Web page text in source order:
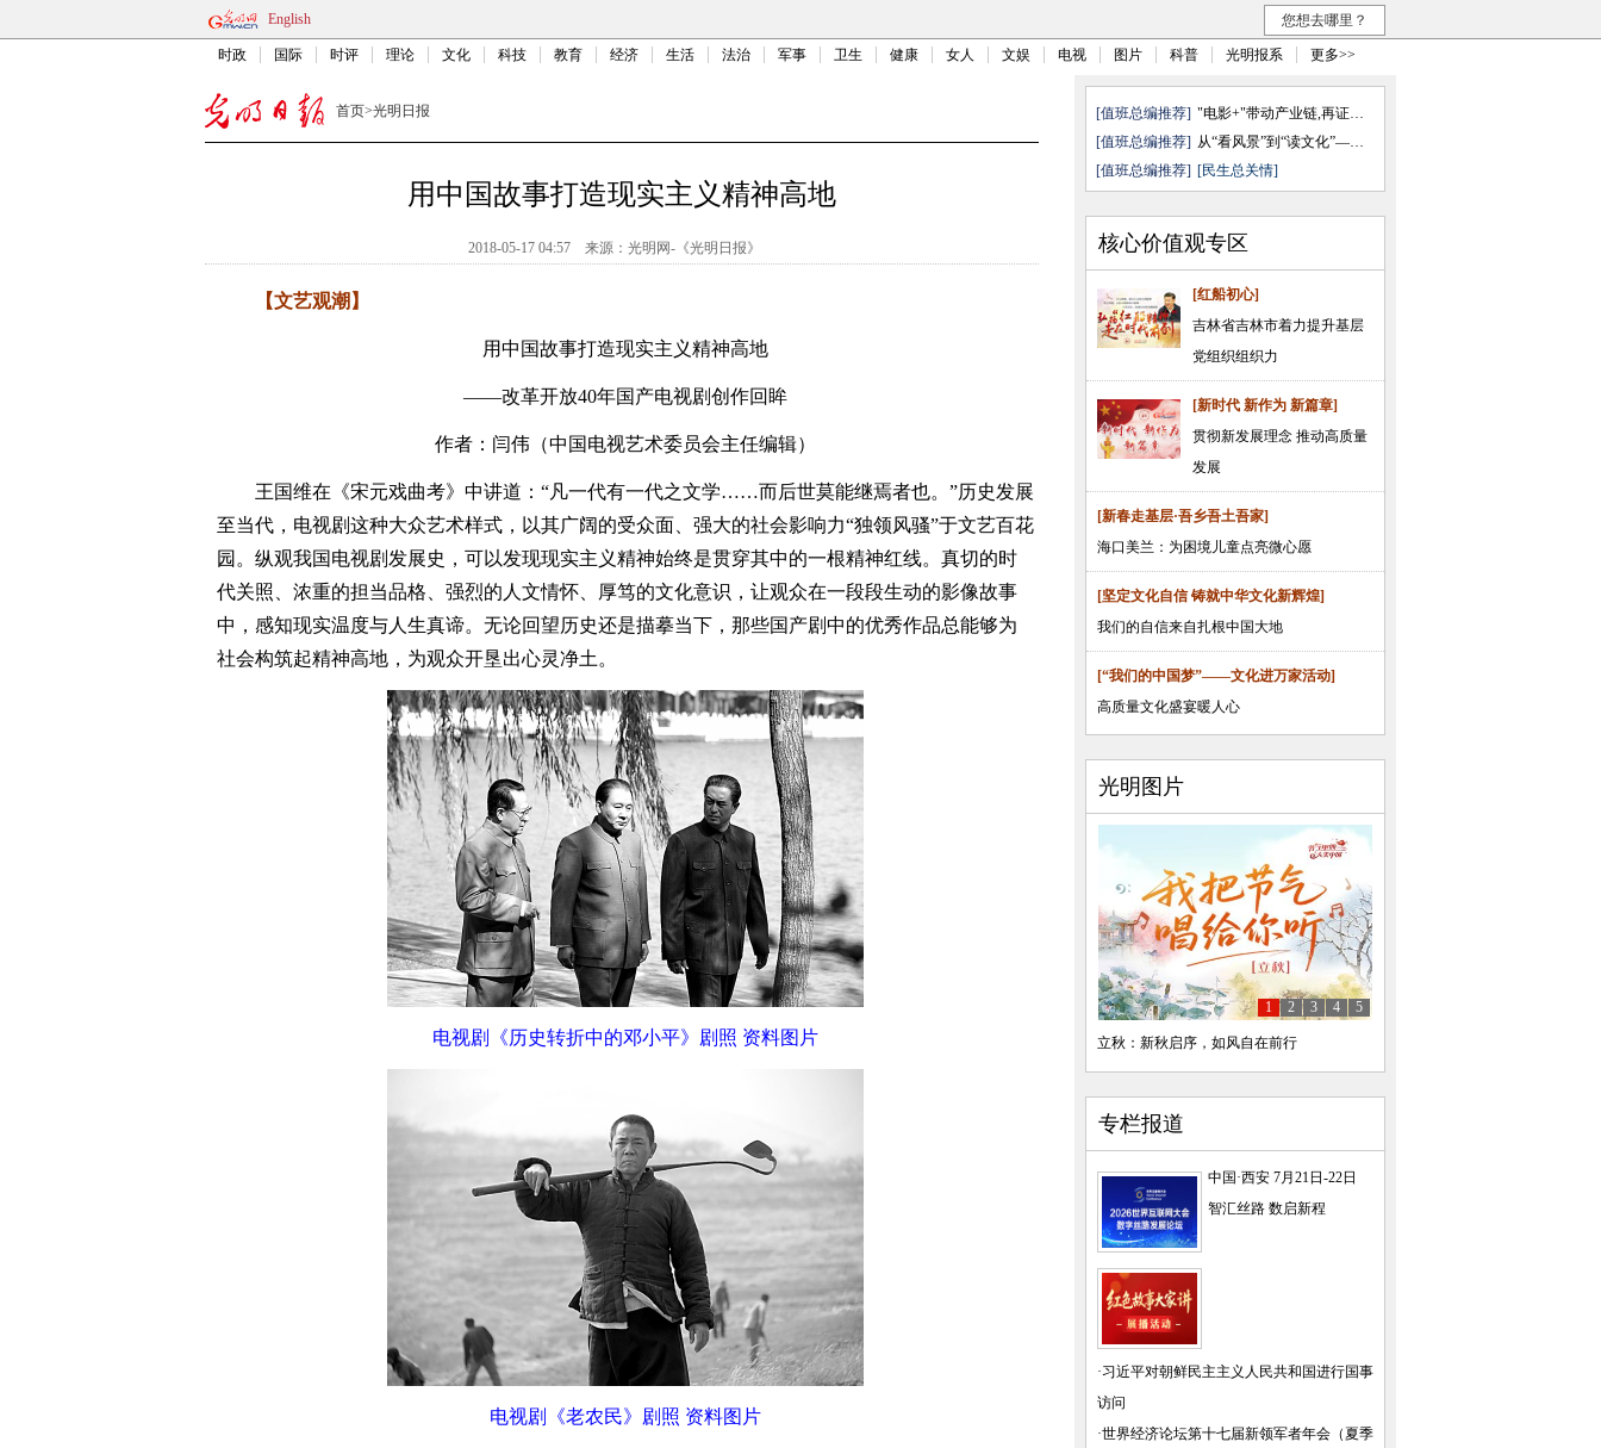
English 您想去哪里？
时政 国际 时评 理论 文化 科技 教育 经济 生活 法治 军事 卫生 健康 女人 文娱 电视 图片 科普 光明报系 更多>>
首页>光明日报
用中国故事打造现实主义精神高地
2018-05-17 04:57 来源： 光明网-《光明日报》
【文艺观潮】
用中国故事打造现实主义精神高地
——改革开放40年国产电视剧创作回眸
作者：闫伟（中国电视艺术委员会主任编辑）
王国维在《宋元戏曲考》中讲道：“凡一代有一代之文学……而后世莫能继焉者也。”历史发展
至当代，电视剧这种大众艺术样式，以其广阔的受众面、强大的社会影响力“独领风骚”于文艺百花
园。纵观我国电视剧发展史，可以发现现实主义精神始终是贯穿其中的一根精神红线。真切的时
代关照、浓重的担当品格、强烈的人文情怀、厚笃的文化意识，让观众在一段段生动的影像故事
中，感知现实温度与人生真谛。无论回望历史还是描摹当下，那些国产剧中的优秀作品总能够为
社会构筑起精神高地，为观众开垦出心灵净土。
电视剧《历史转折中的邓小平》剧照 资料图片
电视剧《老农民》剧照 资料图片
[值班总编推荐]
"电影+"带动产业链,再证无可取代
[值班总编推荐]
从“看风景”到“读文化”——透 ...
[值班总编推荐] [民生总关情]
核心价值观专区
[红船初心]
吉林省吉林市着力提升基层
党组织组织力
[新时代 新作为 新篇章]
贯彻新发展理念 推动高质量
发展
[新春走基层·吾乡吾土吾家]
海口美兰：为困境儿童点亮微心愿
[坚定文化自信 铸就中华文化新辉煌]
我们的自信来自扎根中国大地
[“我们的中国梦”——文化进万家活动]
高质量文化盛宴暖人心
光明图片
立秋：新秋启序，如风自在前行
1 2 3 4 5
专栏报道
中国·西安 7月21日-22日
智汇丝路 数启新程
·习近平对朝鲜民主主义人民共和国进行国事
访问
·世界经济论坛第十七届新领军者年会（夏季